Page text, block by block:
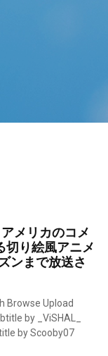
メリカのコメ
切り絵風アニメ
ンまで放送さ
Browse Upload
by _ViSHAL_
by Scooby07